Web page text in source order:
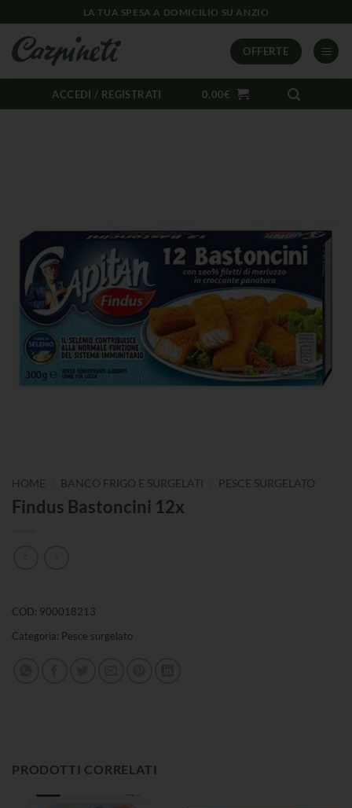
LA TUA SPESA A DOMICILIO SU ANZIO
OFFERTE
ACCEDI / REGISTRATI 0,00€
HOME BANCO FRIGO E SURGELATI PESCE SURGELATO
Findus Bastoncini 12x
COD: 900018213
Categoria: Pesce surgelato
PRODOTTI CORRELATI